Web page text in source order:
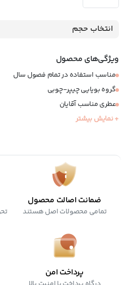
ویژگی‌های محصول
مناسب استفاده در تمام فصول سال
گروه بویایی چیپر-چوبی
عطری مناسب آقایان
نوع عطر: ادوپرفیوم
+ نمایش بیشتر
ضمانت اصالت محصول
تمامی محصولات اصل هستند
پرداخت امن